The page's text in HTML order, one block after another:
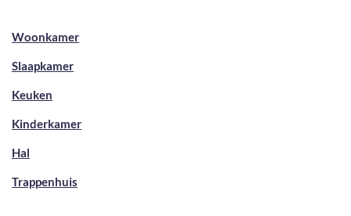
Woonkamer
Slaapkamer
Keuken
Kinderkamer
Hal
Trappenhuis